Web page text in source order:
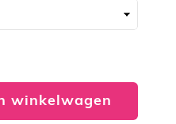
winkelwagen